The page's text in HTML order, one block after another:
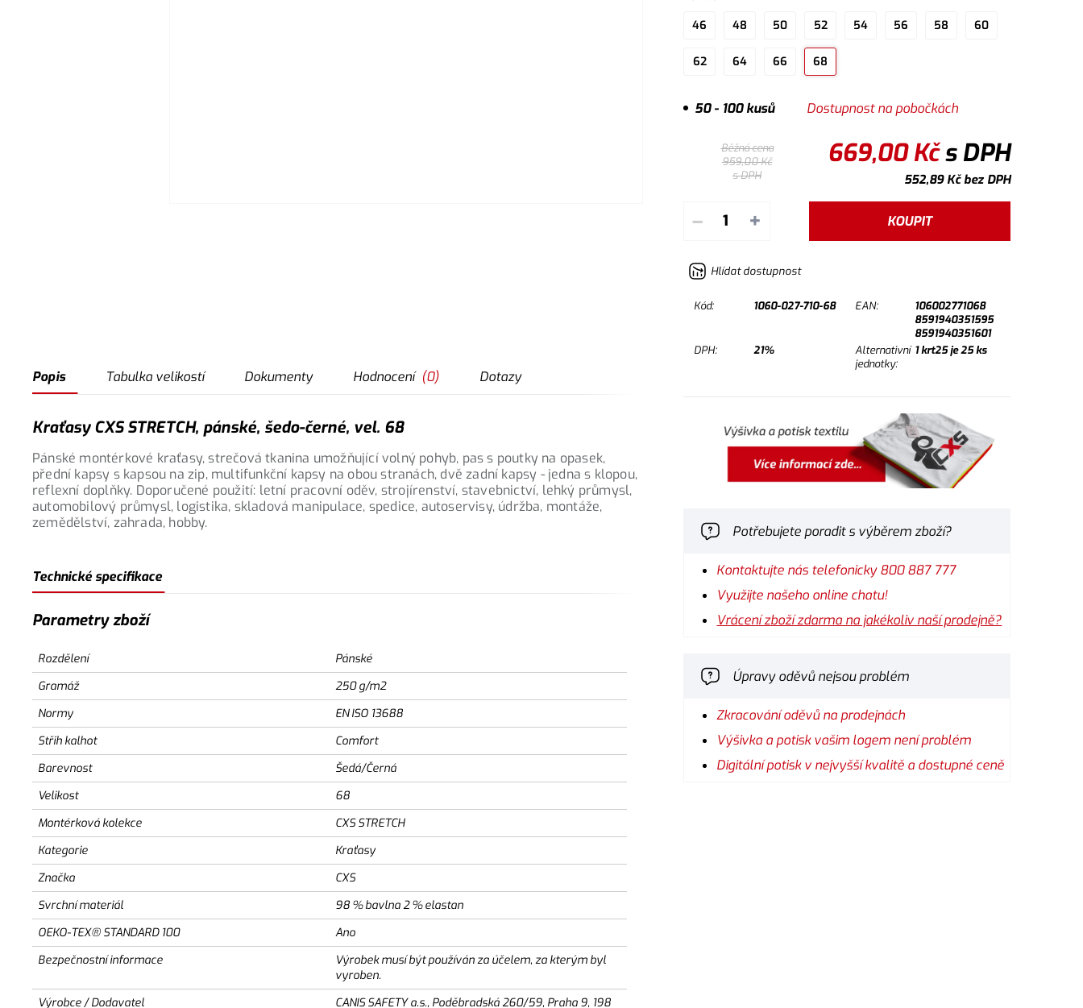
46 48 50 52 54 56 58 60
62 64 66 68
50 - 100 kusů Dostupnost na pobočkách
Běžná cena
959,00Kč
s DPH
669,00Kčs DPH
552,89Kčbez DPH
– + KOUPIT
Hlídat dostupnost
Kód: 1060-027-710-68 EAN:
106002771068
8591940351595
8591940351601
DPH:
21%
Alternativní
jednotky:
1krt25 je25ks
Popis Tabulka velikostí Dokumenty Hodnocení (0) Dotazy
Kraťasy CXS STRETCH, pánské, šedo-černé, vel. 68
Pánské montérkové kraťasy, strečová tkanina umožňující volný pohyb, pas s poutky na opasek,
přední kapsy s kapsou na zip, multifunkční kapsy na obou stranách, dvě zadní kapsy - jedna s klopou,
reflexní doplňky. Doporučené použití: letní pracovní oděv, strojírenství, stavebnictví, lehký průmysl,
automobilový průmysl, logistika, skladová manipulace, spedice, autoservisy, údržba, montáže,
zemědělství, zahrada, hobby.
Technické specifikace
Parametry zboží
Rozdělení
Pánské
Gramáž
250 g/m2
Normy
EN ISO 13688
Střih kalhot
Comfort
Barevnost
Šedá/Černá
Velikost
68
Montérková kolekce
CXS STRETCH
Kategorie
Kraťasy
Značka
CXS
Svrchní materiál
98 % bavlna 2 % elastan
OEKO-TEX® STANDARD 100
Ano
Bezpečnostní informace
Výrobek musí být používán za účelem, za kterým byl
vyroben.
Výrobce / Dodavatel
CANIS SAFETY a.s., Poděbradská 260/59, Praha 9, 198
Potřebujete poradit s výběrem zboží?
Kontaktujte nás telefonicky 800 887 777
Využijte našeho online chatu!
Vrácení zboží zdarma na jakékoliv naší prodejně?
Úpravy oděvů nejsou problém
Zkracování oděvů na prodejnách
Výšivka a potisk vašim logem není problém
Digitální potisk v nejvyšší kvalitě a dostupné ceně